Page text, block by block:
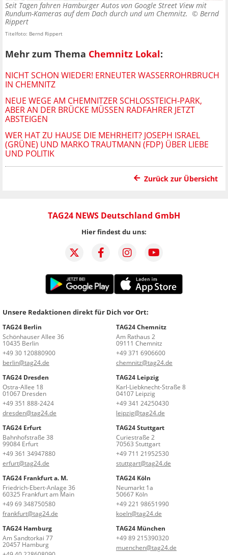
Seit Tagen fahren Hamburger Autos von Google Street View mit
Rundum-Kameras auf dem Dach durch und um Chemnitz. © Bernd
Rippert
Titelfoto: Bernd Rippert
Mehr zum Thema Chemnitz Lokal:
NICHT SCHON WIEDER! ERNEUTER WASSERROHRBRUCH
IN CHEMNITZ
NEUE WEGE AM CHEMNITZER SCHLOSSTEICH-PARK, A
BER AN DER BRÜCKE MÜSSEN RADFAHRER JETZT A
BSTEIGEN
WER HAT ZU HAUSE DIE MEHRHEIT? JOSEPH ISRAEL
(GRÜNE) UND MARKO TRAUTMANN (FDP) ÜBER LIEBE
UND POLITIK
Zurück zur Übersicht
TAG24 NEWS Deutschland GmbH
Hier findest du uns:
Unsere Redaktionen direkt für Dich vor Ort:
TAG24 Berlin
Schönhauser Allee 36
10435 Berlin
+49 30 120880900
berlin@tag24.de
TAG24 Chemnitz
Am Rathaus 2
09111 Chemnitz
+49 371 6906600
chemnitz@tag24.de
TAG24 Dresden
Ostra-Allee 18
01067 Dresden
+49 351 888-2424
dresden@tag24.de
TAG24 Leipzig
Karl-Liebknecht-Straße 8
04107 Leipzig
+49 341 24250430
leipzig@tag24.de
TAG24 Erfurt
Bahnhofstraße 38
99084 Erfurt
+49 361 34947880
erfurt@tag24.de
TAG24 Stuttgart
Curiestraße 2
70563 Stuttgart
+49 711 21952530
stuttgart@tag24.de
TAG24 Frankfurt a. M.
Friedrich-Ebert-Anlage 36
60325 Frankfurt am Main
+49 69 348750580
frankfurt@tag24.de
TAG24 Köln
Neumarkt 1a
50667 Köln
+49 221 98651990
koeln@tag24.de
TAG24 Hamburg
Am Sandtorkai 77
20457 Hamburg
TAG24 München
+49 89 215390320
muenchen@tag24.de